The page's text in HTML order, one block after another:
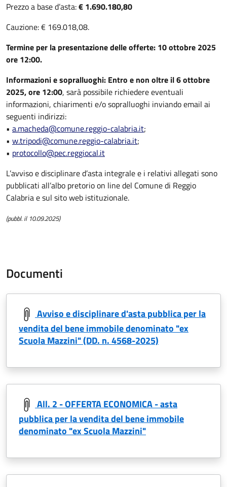
Prezzo a base d’asta:€ 1.690.180,80
Cauzione: € 169.018,08.
Termine per la presentazione delle offerte: 10 ottobre 2025
ore 12:00.
Informazioni e sopralluoghi: Entro e non oltre il 6 ottobre
2025, ore 12:00, sarà possibile richiedere eventuali
informazioni, chiarimenti e/o sopralluoghi inviando email ai
seguenti indirizzi:
• a.macheda@comune.reggio-calabria.it;
• w.tripodi@comune.reggio-calabria.it;
• protocollo@pec.reggiocal.it
L’avviso e disciplinare d’asta integrale e i relativi allegati sono
pubblicati all’albo pretorio on line del Comune di Reggio
Calabria e sul sito web istituzionale.
(pubbl. il 10.09.2025)
Documenti
Avviso e disciplinare d'asta pubblica per la
vendita del bene immobile denominato "ex
Scuola Mazzini" (DD. n. 4568-2025)
All. 2 - OFFERTA ECONOMICA - asta
pubblica per la vendita del bene immobile
denominato "ex Scuola Mazzini"